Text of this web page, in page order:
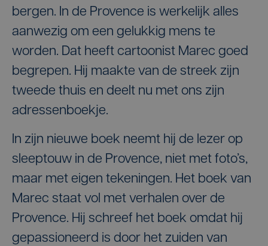
bergen. In de Provence is werkelijk alles
aanwezig om een gelukkig mens te
worden. Dat heeft cartoonist Marec goed
begrepen. Hij maakte van de streek zijn
tweede thuis en deelt nu met ons zijn
adressenboekje.
In zijn nieuwe boek neemt hij de lezer op
sleeptouw in de Provence, niet met foto’s,
maar met eigen tekeningen. Het boek van
Marec staat vol met verhalen over de
Provence. Hij schreef het boek omdat hij
gepassioneerd is door het zuiden van